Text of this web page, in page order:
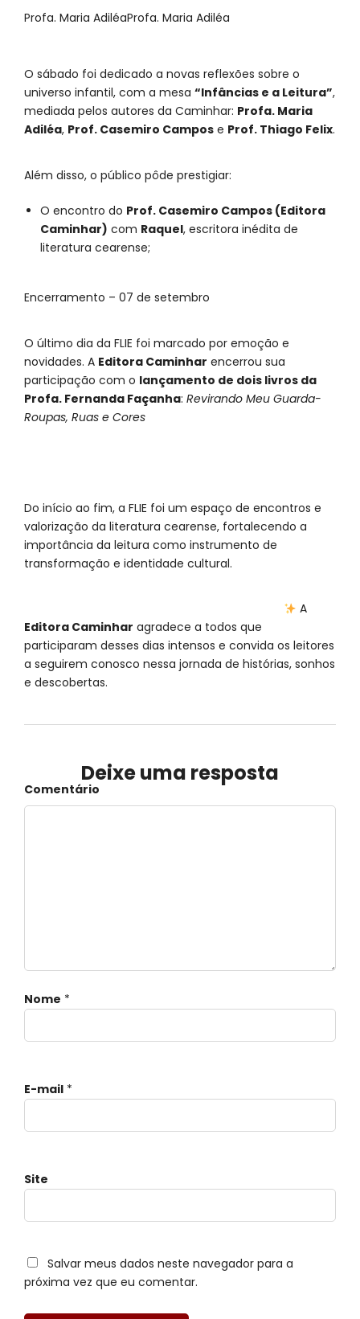
Profa. Maria AdiléaProfa. Maria Adiléa
O sábado foi dedicado a novas reflexões sobre o
universo infantil, com a mesa “Infâncias e a Leitura”,
mediada pelos autores da Caminhar: Profa. Maria
Adiléa, Prof. Casemiro Campos e Prof. Thiago Felix.
Além disso, o público pôde prestigiar:
O encontro do Prof. Casemiro Campos (Editora
Caminhar) com Raquel, escritora inédita de
literatura cearense;
Encerramento – 07 de setembro
O último dia da FLIE foi marcado por emoção e
novidades. A Editora Caminhar encerrou sua
participação com o lançamento de dois livros da
Profa. Fernanda Façanha: Revirando Meu Guarda-
Roupas, Ruas e Cores
Do início ao fim, a FLIE foi um espaço de encontros e
valorização da literatura cearense, fortalecendo a
importância da leitura como instrumento de
transformação e identidade cultural.
A
Editora Caminhar agradece a todos que
participaram desses dias intensos e convida os leitores
a seguirem conosco nessa jornada de histórias, sonhos
e descobertas.
Deixe uma resposta
Comentário
Nome *
E-mail *
Site
Salvar meus dados neste navegador para a
próxima vez que eu comentar.